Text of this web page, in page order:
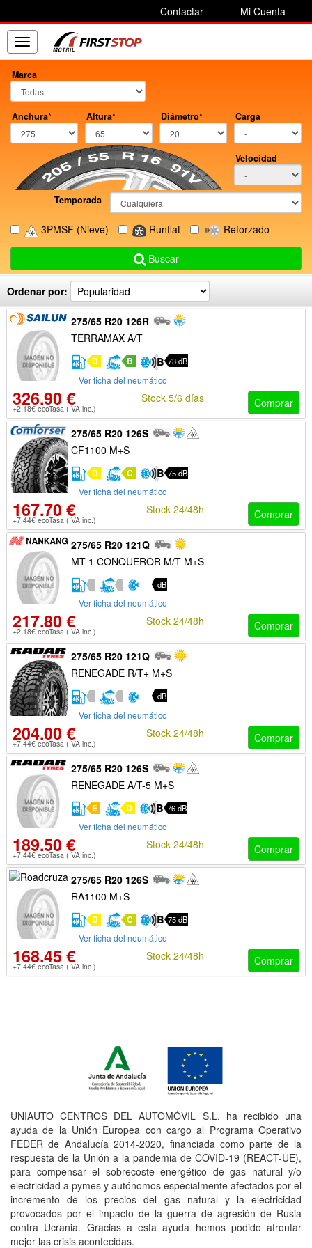
Contactar Mi Cuenta
Toggle
navigation
Marca
Anchura* Altura* Diámetro* Carga
Velocidad
Temporada
3PMSF (Nieve) Runflat Reforzado
Buscar
Ordenar por:
275/65 R20 126R
TERRAMAX A/T
D B 73 dB
Ver ficha del neumático
326.90 €
+2.18€ ecoTasa (IVA inc.) Comprar
Stock 5/6 días
275/65 R20 126S
CF1100 M+S
D C 75 dB
Ver ficha del neumático
167.70 €
+7.44€ ecoTasa (IVA inc.) Comprar
Stock 24/48h
275/65 R20 121Q
MT-1 CONQUEROR M/T M+S
dB
Ver ficha del neumático
217.80 €
+2.18€ ecoTasa (IVA inc.) Comprar
Stock 24/48h
275/65 R20 121Q
RENEGADE R/T+ M+S
dB
Ver ficha del neumático
204.00 €
+7.44€ ecoTasa (IVA inc.) Comprar
Stock 24/48h
275/65 R20 126S
RENEGADE A/T-5 M+S
E D 76 dB
Ver ficha del neumático
189.50 €
+7.44€ ecoTasa (IVA inc.) Comprar
Stock 24/48h
275/65 R20 126S
RA1100 M+S
D C 75 dB
Ver ficha del neumático
168.45 €
+7.44€ ecoTasa (IVA inc.) Comprar
Stock 24/48h
UNIAUTO CENTROS DEL AUTOMÓVIL S.L. ha recibido una
ayuda de la Unión Europea con cargo al Programa Operativo
FEDER de Andalucía 2014-2020, financiada como parte de la
respuesta de la Unión a la pandemia de COVID-19 (REACT-UE),
para compensar el sobrecoste energético de gas natural y/o
electricidad a pymes y autónomos especialmente afectados por el
incremento de los precios del gas natural y la electricidad
provocados por el impacto de la guerra de agresión de Rusia
contra Ucrania. Gracias a esta ayuda hemos podido afrontar
mejor las crisis acontecidas.